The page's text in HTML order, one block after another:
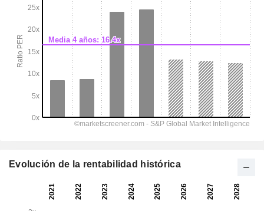
Evolución de la rentabilidad histórica